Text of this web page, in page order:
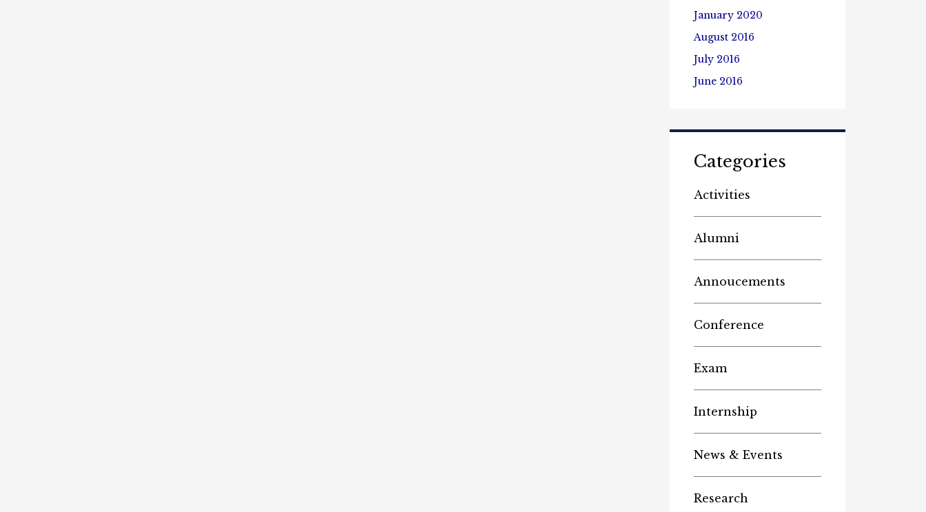
January 2020
August 2016
July 2016
June 2016
Categories
Activities
Alumni
Annoucements
Conference
Exam
Internship
News & Events
Research